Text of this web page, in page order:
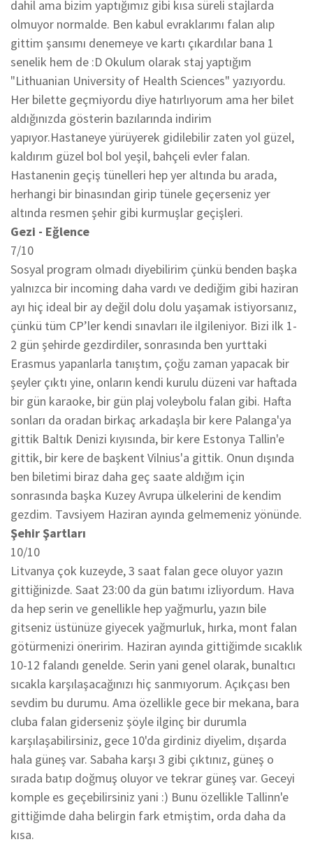
dahil ama bizim yaptığımız gibi kısa süreli stajlarda
olmuyor normalde. Ben kabul evraklarımı falan alıp
gittim şansımı denemeye ve kartı çıkardılar bana 1
senelik hem de :D Okulum olarak staj yaptığım
"Lithuanian University of Health Sciences" yazıyordu.
Her bilette geçmiyordu diye hatırlıyorum ama her bilet
aldığınızda gösterin bazılarında indirim
yapıyor.Hastaneye yürüyerek gidilebilir zaten yol güzel,
kaldırım güzel bol bol yeşil, bahçeli evler falan.
Hastanenin geçiş tünelleri hep yer altında bu arada,
herhangi bir binasından girip tünele geçerseniz yer
altında resmen şehir gibi kurmuşlar geçişleri.
Gezi - Eğlence
7/10
Sosyal program olmadı diyebilirim çünkü benden başka
yalnızca bir incoming daha vardı ve dediğim gibi haziran
ayı hiç ideal bir ay değil dolu dolu yaşamak istiyorsanız,
çünkü tüm CP’ler kendi sınavları ile ilgileniyor. Bizi ilk 1-
2 gün şehirde gezdirdiler, sonrasında ben yurttaki
Erasmus yapanlarla tanıştım, çoğu zaman yapacak bir
şeyler çıktı yine, onların kendi kurulu düzeni var haftada
bir gün karaoke, bir gün plaj voleybolu falan gibi. Hafta
sonları da oradan birkaç arkadaşla bir kere Palanga'ya
gittik Baltık Denizi kıyısında, bir kere Estonya Tallin'e
gittik, bir kere de başkent Vilnius'a gittik. Onun dışında
ben biletimi biraz daha geç saate aldığım için
sonrasında başka Kuzey Avrupa ülkelerini de kendim
gezdim. Tavsiyem Haziran ayında gelmemeniz yönünde.
Şehir Şartları
10/10
Litvanya çok kuzeyde, 3 saat falan gece oluyor yazın
gittiğinizde. Saat 23:00 da gün batımı izliyordum. Hava
da hep serin ve genellikle hep yağmurlu, yazın bile
gitseniz üstünüze giyecek yağmurluk, hırka, mont falan
götürmenizi öneririm. Haziran ayında gittiğimde sıcaklık
10-12 falandı genelde. Serin yani genel olarak, bunaltıcı
sıcakla karşılaşacağınızı hiç sanmıyorum. Açıkçası ben
sevdim bu durumu. Ama özellikle gece bir mekana, bara
cluba falan giderseniz şöyle ilginç bir durumla
karşılaşabilirsiniz, gece 10'da girdiniz diyelim, dışarda
hala güneş var. Sabaha karşı 3 gibi çıktınız, güneş o
sırada batıp doğmuş oluyor ve tekrar güneş var. Geceyi
komple es geçebilirsiniz yani :) Bunu özellikle Tallinn'e
gittiğimde daha belirgin fark etmiştim, orda daha da
kısa.